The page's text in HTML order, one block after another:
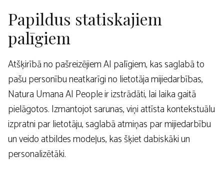
Papildus statiskajiem
palīgiem
Atšķirībā no pašreizējiem AI palīgiem, kas saglabā to
pašu personību neatkarīgi no lietotāja mijiedarbības,
Natura Umana AI People ir izstrādāti, lai laika gaitā
pielāgotos. Izmantojot sarunas, viņi attīsta kontekstuālu
izpratni par lietotāju, saglabā atmiņas par mijiedarbību
un veido atbildes modeļus, kas šķiet dabiskāki un
personalizētāki.